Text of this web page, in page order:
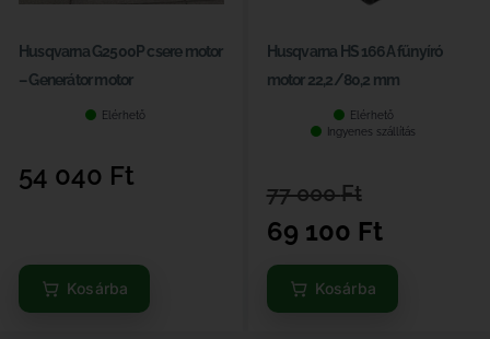
Husqvarna G2500P csere motor
– Generátor motor
Elérhető
54 040 Ft
Kosárba
Husqvarna HS 166A fűnyíró
motor 22,2/80,2 mm
Elérhető
Ingyenes szállítás
77 000Ft
69 100 Ft
Kosárba